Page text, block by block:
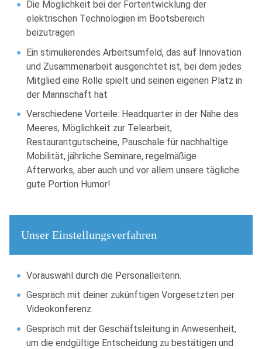
Die Möglichkeit bei der Fortentwicklung der
elektrischen Technologien im Bootsbereich
beizutragen
Ein stimulierendes Arbeitsumfeld, das auf Innovation
und Zusammenarbeit ausgerichtet ist, bei dem jedes
Mitglied eine Rolle spielt und seinen eigenen Platz in
der Mannschaft hat
Verschiedene Vorteile: Headquarter in der Nähe des
Meeres, Möglichkeit zur Telearbeit,
Restaurantgutscheine, Pauschale für nachhaltige
Mobilität, jährliche Seminare, regelmäßige
Afterworks, aber auch und vor allem unsere tägliche
gute Portion Humor!
Unser Einstellungsverfahren
Vorauswahl durch die Personalleiterin.
Gespräch mit deiner zukünftigen Vorgesetzten per
Videokonferenz.
Gespräch mit der Geschäftsleitung in Anwesenheit,
um die endgültige Entscheidung zu bestätigen und